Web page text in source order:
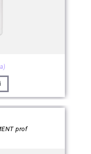
prof